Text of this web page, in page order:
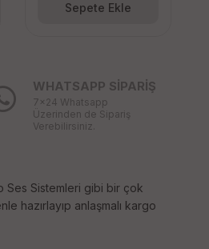
Sepete Ekle
WHATSAPP SİPARİŞ
7x24 Whatsapp
Üzerinden de Sipariş
Verebilirsiniz.
Ses Sistemleri gibi bir çok
hazırlayıp anlaşmalı kargo